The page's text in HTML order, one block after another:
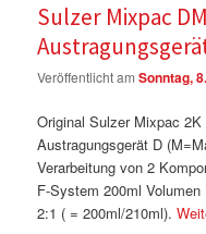
Sulzer Mixpac
Veröffentlicht amSonntag,
Original Sulzer Mixpac
Austragungsgerät D
Verarbeitung von 2
F-System 200ml
2:1 ( = 200ml/210ml).